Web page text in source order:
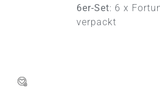
6er-Set: 6 x
verpackt